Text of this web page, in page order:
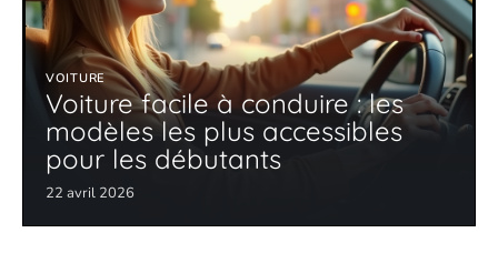
VOITURE
Voiture facile à conduire : les
modèles les plus accessibles
pour les débutants
22 avril 2026